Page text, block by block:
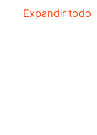
Expandir todo